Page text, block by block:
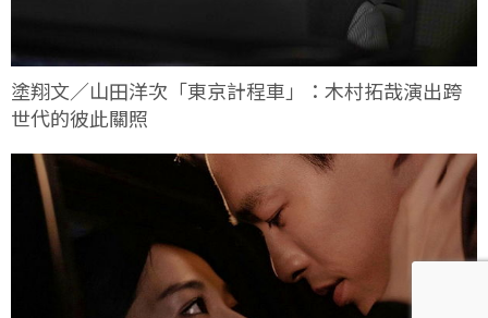
塗翔文／山田洋次「東京計程車」：木村拓哉演出跨
世代的彼此關照